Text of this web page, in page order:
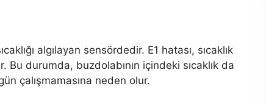
algılayan sensördedir. E1 hatası, sıcaklık
Bu durumda, buzdolabının içindeki sıcaklık da
çalışmamasına neden olur.